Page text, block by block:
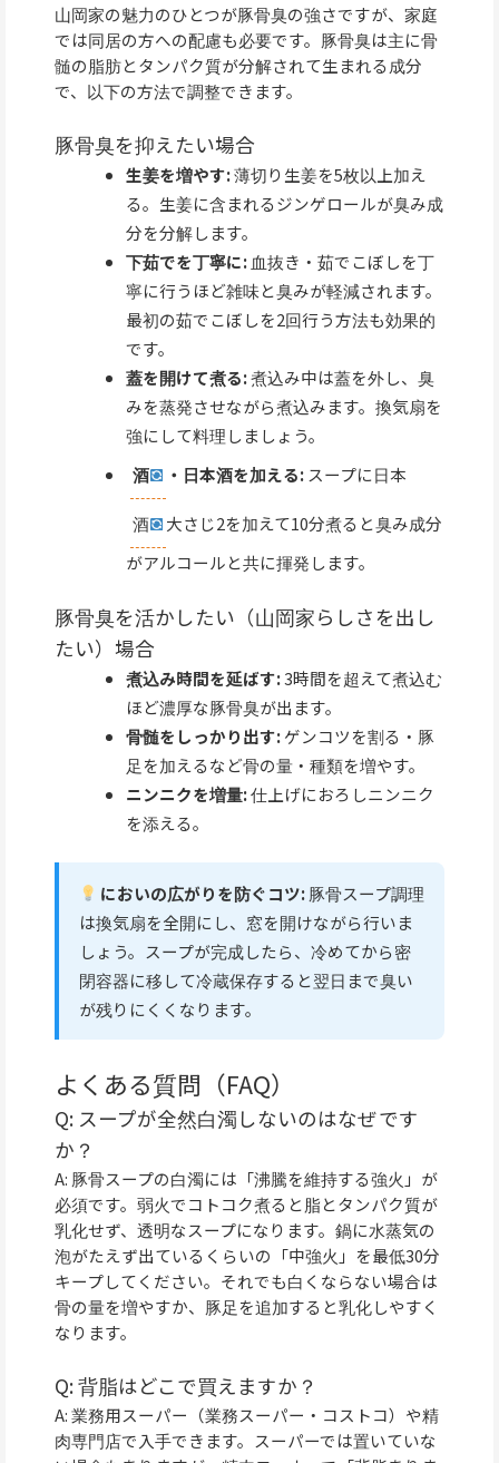
山岡家の魅力のひとつが豚骨臭の強さですが、家庭
では同居の方への配慮も必要です。豚骨臭は主に骨
髄の脂肪とタンパク質が分解されて生まれる成分
で、以下の方法で調整できます。
豚骨臭を抑えたい場合
生姜を増やす:薄切り生姜を5枚以上加え
る。生姜に含まれるジンゲロールが臭み成
分を分解します。
下茹でを丁寧に:血抜き・茹でこぼしを丁
寧に行うほど雑味と臭みが軽減されます。
最初の茹でこぼしを2回行う方法も効果的
です。
蓋を開けて煮る:煮込み中は蓋を外し、臭
みを蒸発させながら煮込みます。換気扇を
強にして料理しましょう。
酒
・日本酒を加える: スープに日本
酒
大さじ2を加えて10分煮ると臭み成分
がアルコールと共に揮発します。
豚骨臭を活かしたい（山岡家らしさを出し
たい）場合
煮込み時間を延ばす:3時間を超えて煮込む
ほど濃厚な豚骨臭が出ます。
骨髄をしっかり出す:ゲンコツを割る・豚
足を加えるなど骨の量・種類を増やす。
ニンニクを増量:仕上げにおろしニンニク
を添える。
においの広がりを防ぐコツ:豚骨スープ調理
は換気扇を全開にし、窓を開けながら行いま
しょう。スープが完成したら、冷めてから密
閉容器に移して冷蔵保存すると翌日まで臭い
が残りにくくなります。
よくある質問（FAQ）
Q: スープが全然白濁しないのはなぜです
か？
A: 豚骨スープの白濁には「沸騰を維持する強火」が
必須です。弱火でコトコク煮ると脂とタンパク質が
乳化せず、透明なスープになります。鍋に水蒸気の
泡がたえず出ているくらいの「中強火」を最低30分
キープしてください。それでも白くならない場合は
骨の量を増やすか、豚足を追加すると乳化しやすく
なります。
Q: 背脂はどこで買えますか？
A: 業務用スーパー（業務スーパー・コストコ）や精
肉専門店で入手できます。スーパーでは置いていな